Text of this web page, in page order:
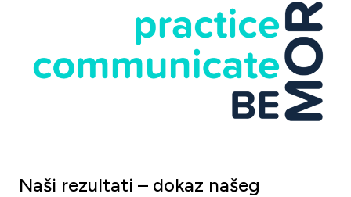
Naši rezultati – dokaz našeg